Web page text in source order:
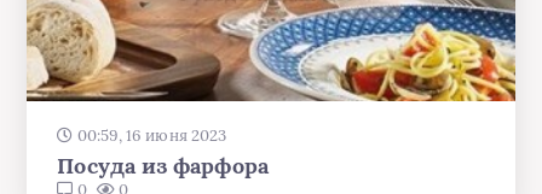
00:59, 16 июня 2023
Посуда из фарфора
0 0